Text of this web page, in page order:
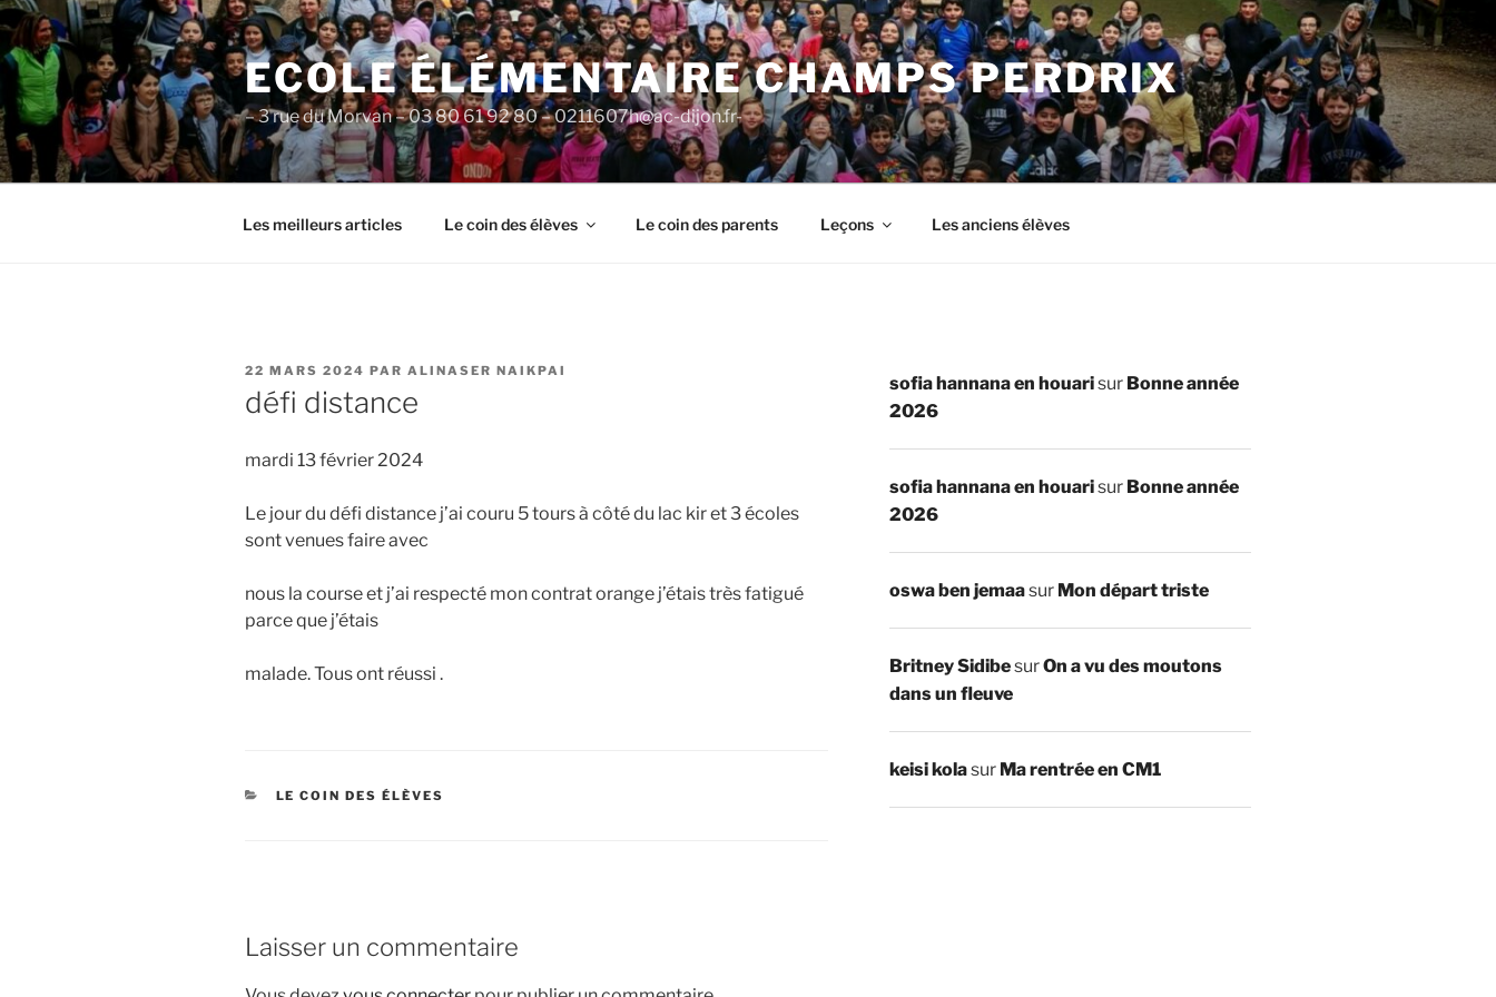
Aller
au
contenu
principal
ECOLE ÉLÉMENTAIRE CHAMPS PERDRIX
– 3 rue du Morvan – 03 80 61 92 80 – 0211607h@ac-dijon.fr-
Les meilleurs articles Le coin des élèves Le coin des parents Leçons Les anciens élèves
PUBLIÉ
LE
22 MARS 2024 PAR ALINASER NAIKPAI
défi distance
mardi 13 février 2024
Le jour du défi distance j’ai couru 5 tours à côté du lac kir et 3 écoles
sont venues faire avec
nous la course et j’ai respecté mon contrat orange j’étais très fatigué
parce que j’étais
malade. Tous ont réussi .
CATÉGORIES
LE COIN DES ÉLÈVES
Laisser un commentaire
sofia hannana en houarisur Bonne année
2026
sofia hannana en houarisur Bonne année
2026
oswa ben jemaasur Mon départ triste
Britney SidibesurOn a vu des moutons
dans un fleuve
keisi kolasur Ma rentrée en CM1